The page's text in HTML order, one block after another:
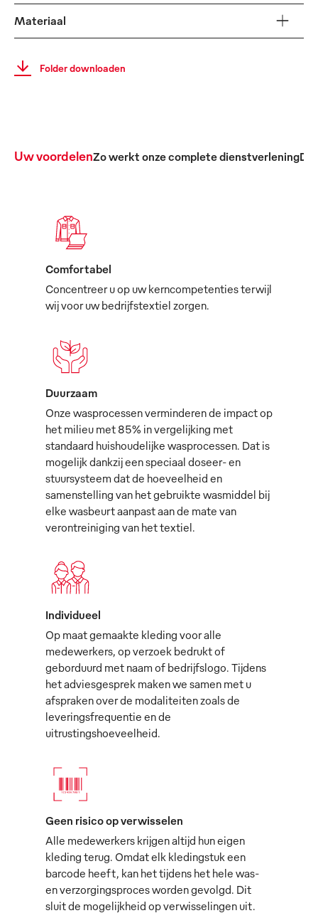
Materiaal
Folder downloaden
Uw voordelenZo werkt onze complete dienstverleningDe
Comfortabel
Concentreer u op uw kerncompetenties terwijl
wij voor uw bedrijfstextiel zorgen.
Duurzaam
Onze wasprocessen verminderen de impact op
het milieu met 85% in vergelijking met
standaard huishoudelijke wasprocessen. Dat is
mogelijk dankzij een speciaal doseer- en
stuursysteem dat de hoeveelheid en
samenstelling van het gebruikte wasmiddel bij
elke wasbeurt aanpast aan de mate van
verontreiniging van het textiel.
Individueel
Op maat gemaakte kleding voor alle
medewerkers, op verzoek bedrukt of
geborduurd met naam of bedrijfslogo. Tijdens
het adviesgesprek maken we samen met u
afspraken over de modaliteiten zoals de
leveringsfrequentie en de
uitrustingshoeveelheid.
Geen risico op verwisselen
Alle medewerkers krijgen altijd hun eigen
kleding terug. Omdat elk kledingstuk een
barcode heeft, kan het tijdens het hele was-
en verzorgingsproces worden gevolgd. Dit
sluit de mogelijkheid op verwisselingen uit.